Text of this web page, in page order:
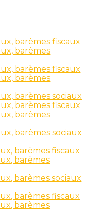
barèmes fiscaux
barèmes
barèmes fiscaux
barèmes
barèmes sociaux
barèmes fiscaux
barèmes
barèmes sociaux
barèmes fiscaux
barèmes
barèmes sociaux
barèmes fiscaux
barèmes